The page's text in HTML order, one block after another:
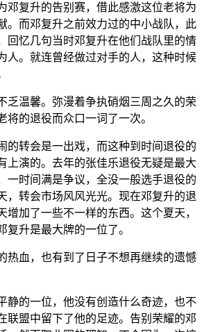
邓复升的告别赛，借此感激这位老将为
。而邓复升之前效力过的中小战队，此
回忆几句当时邓复升在他们战队里的情
人。就连曾经做过对手的人，这种时候
乏温馨。弥漫着争执硝烟三周之久的荣
将的退役而众口一词了一次。
的转会是一出戏，而这种到时间退役的
上演的。去年的张佳乐退役无疑是最大
一时间满是争议，全没一般选手退役的
，转会市场风风光光。现在邓复升的退
增加了一些不一样的东西。这个夏天，
复升是最大牌的一位了。
热血，也有到了日子不想再继续的遗憾
静的一位，他没有创造什么奇迹，也不
联盟中留下了他的足迹。告别荣耀的邓